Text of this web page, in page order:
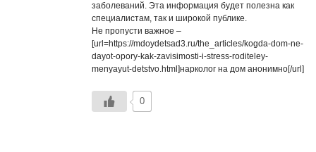
заболеваний. Эта информация будет полезна как
специалистам, так и широкой публике.
Не пропусти важное –
[url=https://mdoydetsad3.ru/the_articles/kogda-dom-ne-
dayot-opory-kak-zavisimosti-i-stress-roditeley-
menyayut-detstvo.html]нарколог на дом анонимно[/url]
0